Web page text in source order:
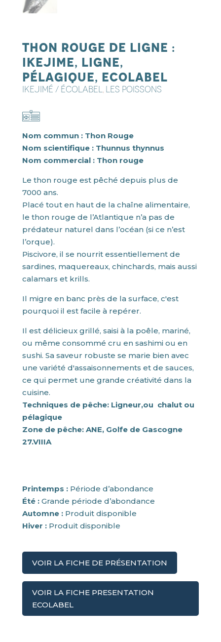
Thon rouge de ligne :
ikejime, ligne,
pélagique, ecolabel
IKEJIMÉ / ÉCOLABEL, LES POISSONS
Nom commun : Thon Rouge
Nom scientifique : Thunnus thynnus
Nom commercial : Thon rouge
Le thon rouge est pêché depuis plus de
7000 ans.
Placé tout en haut de la chaîne alimentaire,
le thon rouge de l’Atlantique n’a pas de
prédateur naturel dans l’océan (si ce n’est
l’orque).
Piscivore, il se nourrit essentiellement de
sardines, maquereaux, chinchards, mais aussi
calamars et krills.
Il migre en banc près de la surface, c'est
pourquoi il est facile à repérer.
Il est délicieux grillé, saisi à la poêle, mariné,
ou même consommé cru en sashimi ou en
sushi. Sa saveur robuste se marie bien avec
une variété d'assaisonnements et de sauces,
ce qui permet une grande créativité dans la
cuisine.
Techniques de pêche: Ligneur,ou chalut ou
pélagique
Zone de pêche: ANE, Golfe de Gascogne
27.VIIIA
Printemps :Période d’abondance
Été :Grande période d’abondance
Automne :Produit disponible
Hiver :Produit disponible
VOIR LA FICHE DE PRÉSENTATION
VOIR LA FICHE PRESENTATION
ECOLABEL